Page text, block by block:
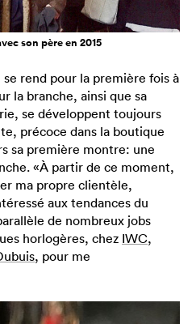
son père en 2015
se rend pour la première fois à
la branche, ainsi que sa
se développent toujours
précoce dans la boutique
sa première montre: une
«À partir de ce moment,
ma propre clientèle,
aux tendances du
de nombreux jobs
horlogères, chez IWC,
, pour me